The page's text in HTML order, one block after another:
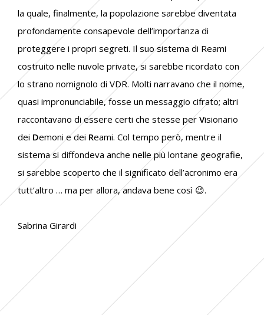
la quale, finalmente, la popolazione sarebbe diventata
profondamente consapevole dell’importanza di
proteggere i propri segreti. Il suo sistema di Reami
costruito nelle nuvole private, si sarebbe ricordato con
lo strano nomignolo di VDR. Molti narravano che il nome,
quasi impronunciabile, fosse un messaggio cifrato; altri
raccontavano di essere certi che stesse per Visionario
dei Demoni e dei Reami. Col tempo però, mentre il
sistema si diffondeva anche nelle più lontane geografie,
si sarebbe scoperto che il significato dell’acronimo era
tutt’altro … ma per allora, andava bene così 😉.
Sabrina Girardi